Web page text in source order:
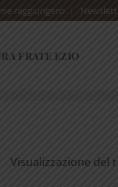
raggiungerci
FRATE EZIO
Visualizzazione del